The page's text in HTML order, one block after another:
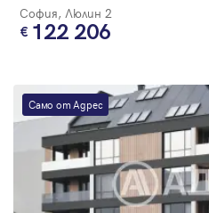
София, Люлин 2
122 206
Само от Адрес